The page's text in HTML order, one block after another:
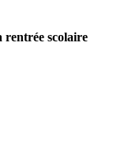
rentrée scolaire